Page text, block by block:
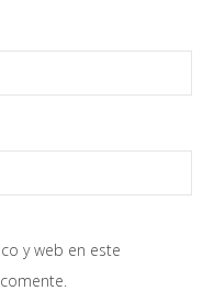
y web en este